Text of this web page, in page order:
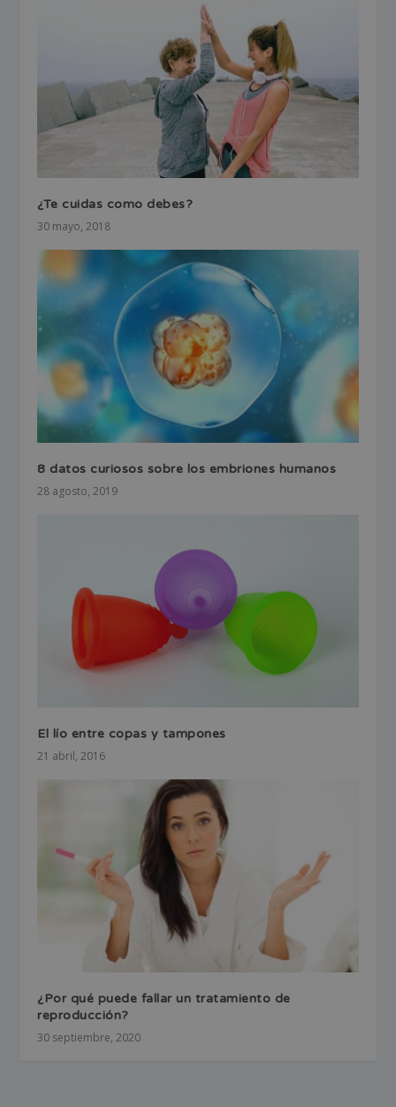
¿Te cuidas como debes?
30 mayo, 2018
8 datos curiosos sobre los embriones humanos
28 agosto, 2019
El lío entre copas y tampones
21 abril, 2016
¿Por qué puede fallar un tratamiento de
reproducción?
30 septiembre, 2020